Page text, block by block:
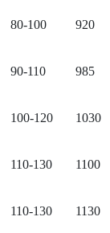
80-100 920
90-110 985
100-120 1030
110-130 1100
110-130 1130